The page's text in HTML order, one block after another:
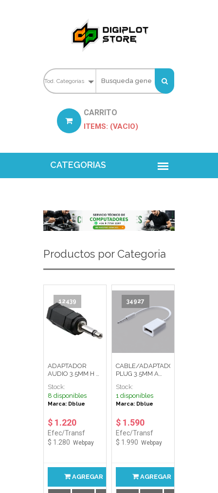
CARRITO
ITEMS: (VACIO)
Productos por Categoria
12439
ADAPTADOR
AUDIO 3.5MM H A
JACK DBGC185
DBLUE
Stock:
8 disponibles
Marca: Dblue
$ 1.220
Efec/Transf
$ 1.280 Webpay
AGREGAR
34927
CABLE/ADAPTADOR
PLUG 3.5MM A
BLANCO DBLUE
Stock:
1 disponibles
Marca: Dblue
$ 1.590
Efec/Transf
$ 1.990 Webpay
AGREGAR